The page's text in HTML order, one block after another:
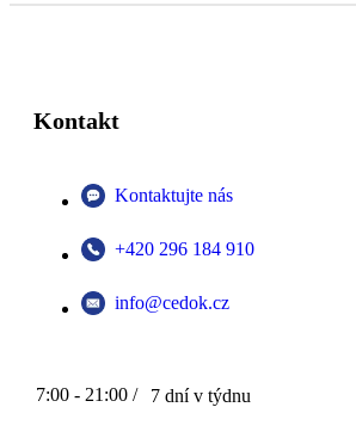
Kontakt
Kontaktujte nás
+420 296 184 910
info@cedok.cz
7:00 - 21:00 / 7 dní v týdnu